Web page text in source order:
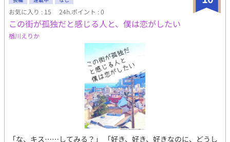
結ぶまでは松雪姓だった ・行方をくらますために一時期留学して
いたのもあり、語学が堪能 二見 蒼 ・アルファ ・30歳 ・御曹司
（二見不動産） ・明るくて面倒見が良い ・一途 ・独占欲が強い
・中学3年生のときに不登校気味で1人でいる秀斗を気遣って接し
ているうちに好きになっていく ・元々家業を継ぐために学んでい
たために優秀だったが、秀斗を迎え入れるために誰からも文句を
言われぬように会社を繁栄させようと邁進してる ・日向のことは
家族としての好意を持っており、光希のこともちゃんと愛してい
る ・運命の番（日向）に出会ったときは本能によって心が惹かれ
るのを感じたが、秀斗の姿がないのに気づくと同時に日向に向け
ていた熱はすぐさま消え去った 二見（筒井） 日向 ・オメガ ・
28歳 ・フリーランスのSE（今は育児休業中） ・人懐っこくて甘
え上手 ・猪突猛進なところがある ・感情豊かで少し気分の浮き沈
みが激しい ・高校一年生のときに困っている自分に声をかけてく
お気に入り : 15 24h.ポイント : 0
この街が孤独だと感じる人と、僕は恋がしたい
楢川えりか
「な、キス……してみる？」 「好き、好き、好きなのに、どうし